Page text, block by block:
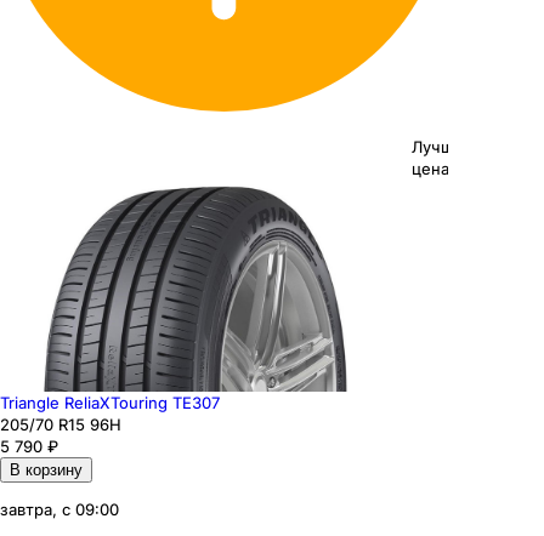
Лучшая
цена
Triangle ReliaXTouring TE307
205/70 R15 96H
5 790 ₽
В корзину
завтра, с 09:00